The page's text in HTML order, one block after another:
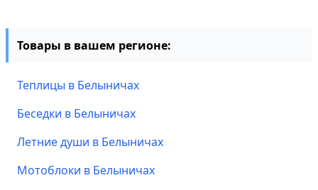
Товары в вашем регионе:
Теплицы в Белыничах
Беседки в Белыничах
Летние души в Белыничах
Мотоблоки в Белыничах